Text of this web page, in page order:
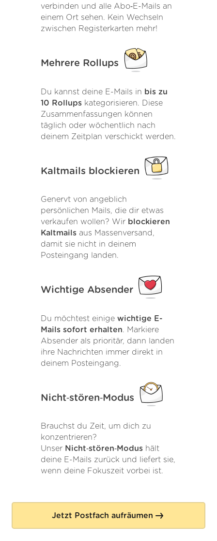
verbinden und alle Abo‑E-Mails an
einem Ort sehen. Kein Wechseln
zwischen Registerkarten mehr!
Mehrere Rollups
Du kannst deine E-Mails in bis zu
10 Rollups kategorisieren. Diese
Zusammenfassungen können
täglich oder wöchentlich nach
deinem Zeitplan verschickt werden.
Kaltmails blockieren
Genervt von angeblich
persönlichen Mails, die dir etwas
verkaufen wollen? Wir blockieren
Kaltmails aus Massenversand,
damit sie nicht in deinem
Posteingang landen.
Wichtige Absender
Du möchtest einige wichtige E-
Mails sofort erhalten. Markiere
Absender als prioritär, dann landen
ihre Nachrichten immer direkt in
deinem Posteingang.
Nicht‑stören‑Modus
Brauchst du Zeit, um dich zu
konzentrieren?
Unser Nicht‑stören‑Modus hält
deine E-Mails zurück und liefert sie,
wenn deine Fokuszeit vorbei ist.
Jetzt Postfach aufräumen